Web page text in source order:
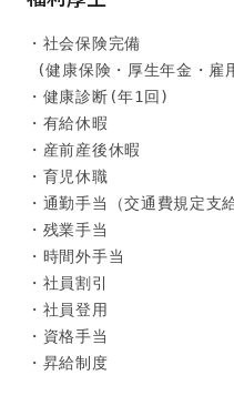
・社会保険完備
(健康保険・厚生年金・雇
・健康診断(年1回)
・有給休暇
・産前産後休暇
・育児休職
・通勤手当（交通費規定支給
・残業手当
・時間外手当
・社員割引
・社員登用
・資格手当
・昇給制度